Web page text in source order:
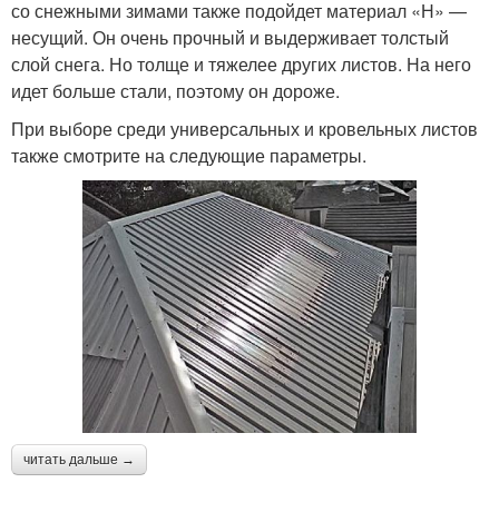
со снежными зимами также подойдет материал «Н» —
несущий. Он очень прочный и выдерживает толстый
слой снега. Но толще и тяжелее других листов. На него
идет больше стали, поэтому он дороже.
При выборе среди универсальных и кровельных листов
также смотрите на следующие параметры.
читать дальше →